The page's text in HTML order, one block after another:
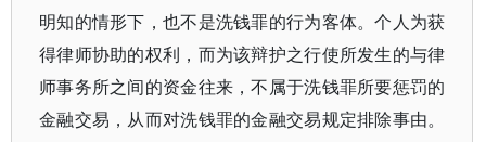
明知的情形下，也不是洗钱罪的行为客体。个人为获
得律师协助的权利，而为该辩护之行使所发生的与律
师事务所之间的资金往来，不属于洗钱罪所要惩罚的
金融交易，从而对洗钱罪的金融交易规定排除事由。